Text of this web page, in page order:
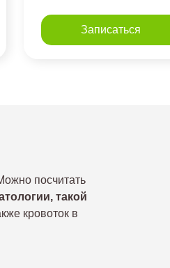
Записаться
посчитать
такой
кровоток в